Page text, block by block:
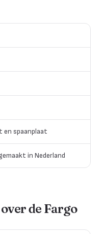
en spaanplaat
in Nederland
de Fargo